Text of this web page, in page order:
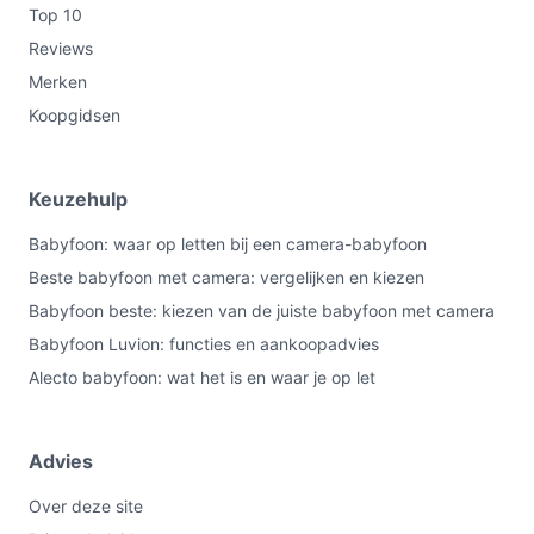
Wat is de belangrijkste afweging bij dit type product?
De trade‑off is mobiliteit versus permanente stroom:
gebruiksduur; vaste modellen hebben doorgaans
verplaatsingsvrijheid. Kies op basis van hoe en waar je
Conclusie
De eufy Babyfoon C10 is geschikt als je een hogere
beeldkwaliteit (2K), pan & tilt‑controle, nachtzicht en een
draagbare monitor met tot 12 uur batterij zoekt. Minder
Belangrijkste check: beslis of je de hybride lokale/online
verbinding en uitbreidbaarheid wilt.
Top 10
Reviews
Merken
Koopgidsen
Keuzehulp
Babyfoon: waar op letten bij een camera-babyfoon
Beste babyfoon met camera: vergelijken en kiezen
Babyfoon beste: kiezen van de juiste babyfoon met camera
Babyfoon Luvion: functies en aankoopadvies
Alecto babyfoon: wat het is en waar je op let
Advies
Over deze site